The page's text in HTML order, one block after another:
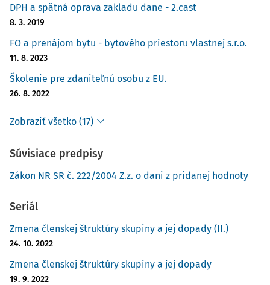
DPH a spätná oprava zakladu dane - 2.cast
8. 3. 2019
FO a prenájom bytu - bytového priestoru vlastnej s.r.o.
11. 8. 2023
Školenie pre zdaniteľnú osobu z EU.
26. 8. 2022
Zobraziť všetko (17)
Súvisiace predpisy
Zákon NR SR č. 222/2004 Z.z. o dani z pridanej hodnoty
Seriál
Zmena členskej štruktúry skupiny a jej dopady (II.)
24. 10. 2022
Zmena členskej štruktúry skupiny a jej dopady
19. 9. 2022